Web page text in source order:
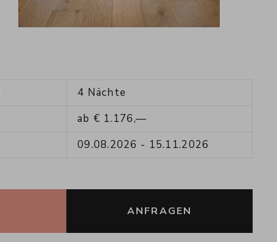
4 Nächte
ab € 1.176,—
09.08.2026 - 15.11.2026
ANFRAGEN